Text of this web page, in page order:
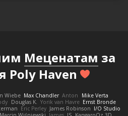
Меценатам за
Poly Haven
Wiebe Max Chandler Anton
Mike Verta
Douglas K. Yorik van Havre Ernst Bronde
Eric Perley James Robinson I/O Studio